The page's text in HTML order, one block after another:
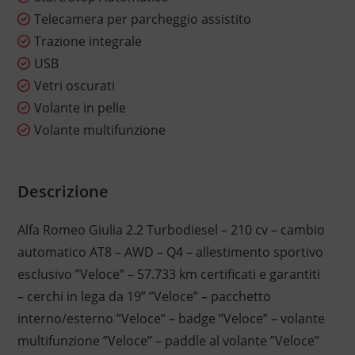
Telecamera per parcheggio assistito
Trazione integrale
USB
Vetri oscurati
Volante in pelle
Volante multifunzione
Descrizione
Alfa Romeo Giulia 2.2 Turbodiesel – 210 cv – cambio
automatico AT8 – AWD – Q4 – allestimento sportivo
esclusivo ”Veloce” – 57.733 km certificati e garantiti
– cerchi in lega da 19” ”Veloce” – pacchetto
interno/esterno ”Veloce” – badge ”Veloce” – volante
multifunzione ”Veloce” – paddle al volante ”Veloce”